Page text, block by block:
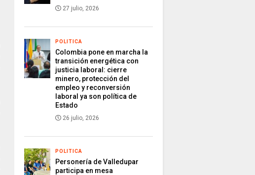
27 julio, 2026
POLITICA
Colombia pone en marcha la
transición energética con
justicia laboral: cierre
minero, protección del
empleo y reconversión
laboral ya son política de
Estado
26 julio, 2026
POLITICA
Personería de Valledupar
participa en mesa